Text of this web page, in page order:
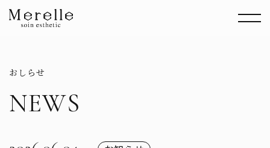
おしらせ
NEWS